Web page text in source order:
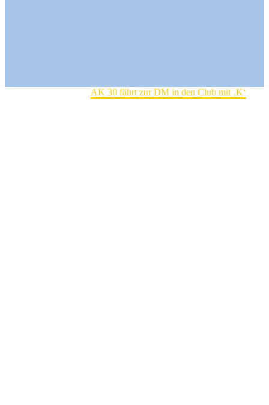
AK 30 fährt zur DM in den Club mit ‚K‘